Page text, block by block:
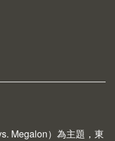
Megalon）為主題，東